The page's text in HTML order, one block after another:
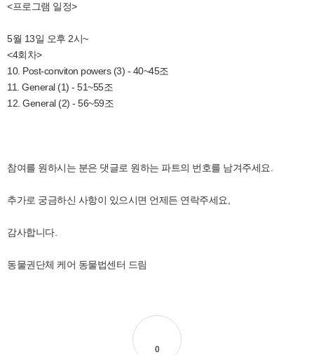
<프로그램 일정>
5월 13일 오후 2시~
<4회차>
10. Post-conviton powers (3) - 40~45조
11. General (1) - 51~55조
12. General (2) - 56~59조
참여를 원하시는 분은 댓글로 원하는 파트의 번호를 남겨주세요.
추가로 궁금하신 사항이 있으시면 언제든 연락주세요,
감사합니다.
동물권단체 케어 동물법센터 드림
0